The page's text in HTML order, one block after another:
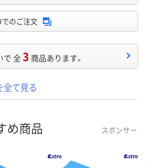
でのご注文
で 全3 商品あります。
全て見る
め商品 スポンサー